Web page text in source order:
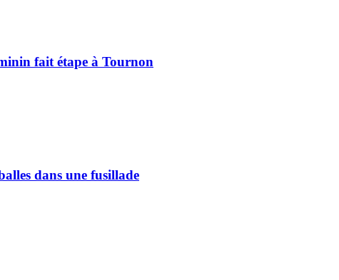
fait étape à Tournon
dans une fusillade